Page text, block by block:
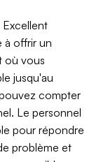
Excellent
à offrir un
où vous
jusqu'au
compter
Le personnel
pour répondre
problème et